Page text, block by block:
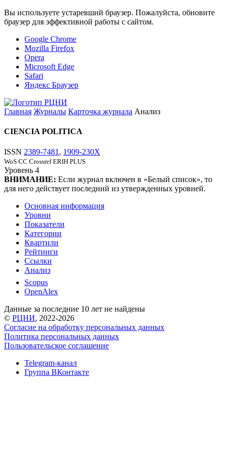
Вы используете устаревший браузер. Пожалуйста, обновите
браузер для эффективной работы с сайтом.
Google Chrome
Mozilla Firefox
Opera
Microsoft Edge
Safari
Яндекс Браузер
Главная Журналы Карточка журнала Анализ
CIENCIA POLITICA
ISSN 2389-7481 , 1909-230X
WoS CC Crossref ERIH PLUS
Уровень 4
ВНИМАНИЕ: Если журнал включен в «Белый список», то
для него действует последний из утвержденных уровней.
Основная информация
Уровни
Показатели
Категории
Квартили
Рейтинги
Ссылки
Анализ
Scopus
OpenAlex
Данные за последние 10 лет не найдены
© РЦНИ, 2022-2026
Согласие на обработку персональных данных
Политика персональных данных
Пользовательское соглашение
Telegram-канал
Группа ВКонтакте